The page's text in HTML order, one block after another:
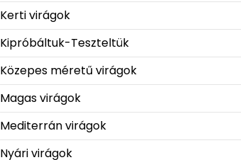
Kerti virágok
Kipróbáltuk-Teszteltük
Közepes méretű virágok
Magas virágok
Mediterrán virágok
Nyári virágok